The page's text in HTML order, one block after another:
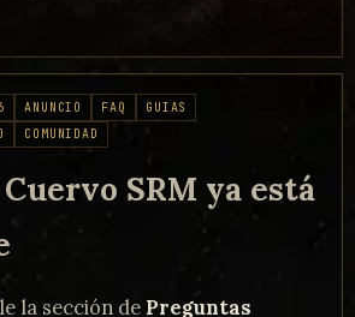
ANUNCIO FAQ
GUIAS
COMUNIDAD
SRM ya está
la sección de Preguntas